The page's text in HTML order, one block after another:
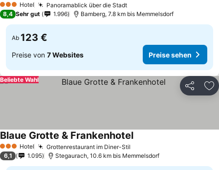
3 SterneHotel Panoramablick über die Stadt
8,4 Sehr gut 1.996 Bamberg, 7.8 km bis Memmelsdorf
Ab 123 €
Preise von 7 Websites Preise sehen
Teilen
Beliebte Wahl
3 SterneHotel Grottenrestaurant im Diner-Stil
Blaue Grotte & Frankenhotel
6,1 1.095 Stegaurach, 10.6 km bis Memmelsdorf